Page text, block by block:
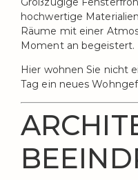
hochwertige
Räume mit einer
Moment an begeistert.
Hier wohnen Sie nicht
Tag ein neues